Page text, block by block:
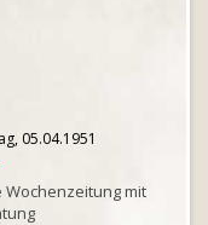
05.04.1951
mit